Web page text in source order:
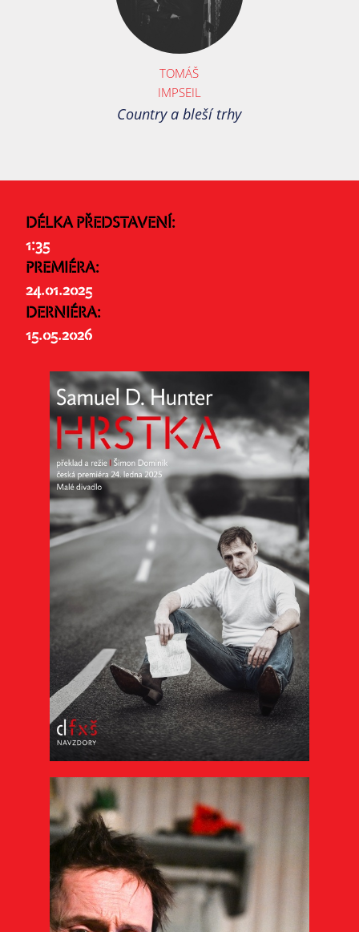
TOMÁŠ
IMPSEIL
Country a bleší trhy
DÉLKA PŘEDSTAVENÍ:
1:35
PREMIÉRA:
24.01.2025
DERNIÉRA:
15.05.2026